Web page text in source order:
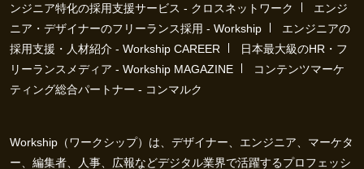
ンジニア特化の採用支援サービス - クロスネットワーク
エンジ
ニア・デザイナーのフリーランス採用 - Workship
エンジニアの
採用支援・人材紹介 - Workship CAREER
日本最大級のHR・フ
リーランスメディア - Workship MAGAZINE
コンテンツマーケ
ティング総合パートナー - コンマルク
Workship（ワークシップ）は、デザイナー、エンジニア、マーケタ
ー、編集者、人事、広報などデジタル業界で活躍するプロフェッシ